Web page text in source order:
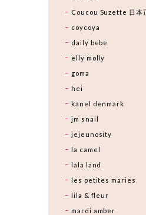
Coucou Suzette 日本
coycoya
daily bebe
elly molly
goma
hei
kanel denmark
jm snail
jejeunosity
la camel
lala land
les petites maries
lila & fleur
mardi amber